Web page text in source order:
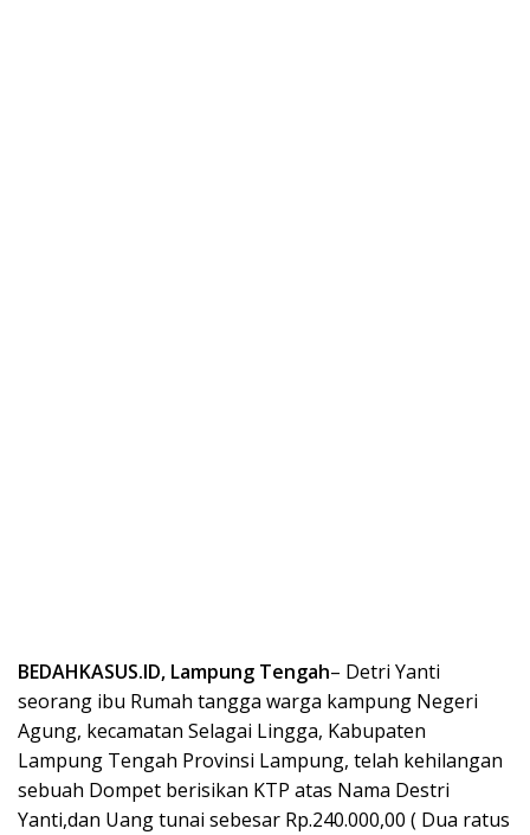
BEDAHKASUS.ID, Lampung Tengah– Detri Yanti
seorang ibu Rumah tangga warga kampung Negeri
Agung, kecamatan Selagai Lingga, Kabupaten
Lampung Tengah Provinsi Lampung, telah kehilangan
sebuah Dompet berisikan KTP atas Nama Destri
Yanti,dan Uang tunai sebesar Rp.240.000,00 ( Dua ratus